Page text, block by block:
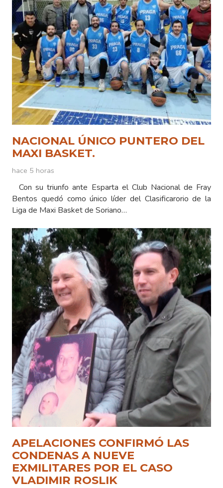
NACIONAL ÚNICO PUNTERO DEL
MAXI BASKET.
hace 5 horas
Con su triunfo ante Esparta el Club Nacional de Fray
Bentos quedó como único líder del Clasificarorio de la
Liga de Maxi Basket de Soriano…
APELACIONES CONFIRMÓ LAS
CONDENAS A NUEVE
EXMILITARES POR EL CASO
VLADIMIR ROSLIK